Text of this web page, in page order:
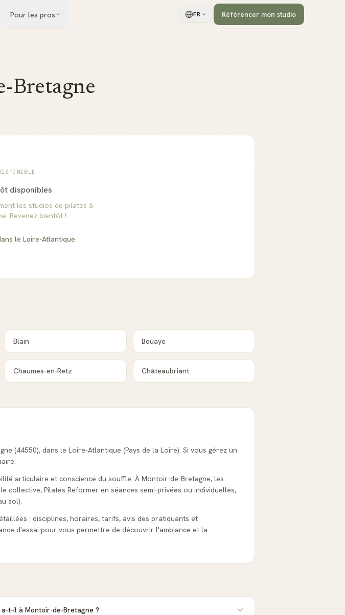
Pour les pros FR Référencer mon studio
Bretagne
disponibles
les studios de pilates à
. Revenez bientôt !
le Loire-Atlantique
Blain Bouaye
Chaumes-en-Retz Châteaubriant
(44550), dans le Loire-Atlantique (Pays de la Loire). Si vous gérez un
articulaire et conscience du souffle. À Montoir-de-Bretagne, les
Pilates Reformer en séances semi-privées ou individuelles,
sol).
: disciplines, horaires, tarifs, avis des pratiquants et
d'essai pour vous permettre de découvrir l'ambiance et la
t-il à Montoir-de-Bretagne ?